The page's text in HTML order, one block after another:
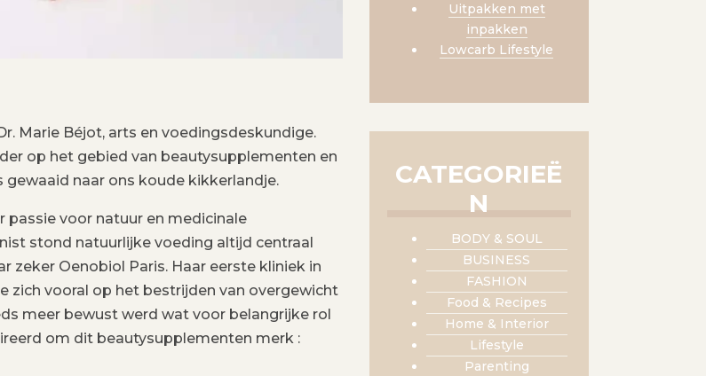
Marie Béjot, arts en voedingsdeskundige.
op het gebied van beautysupplementen en
naar ons koude kikkerlandje.
passie voor natuur en medicinale
stond natuurlijke voeding altijd centraal
zeker Oenobiol Paris. Haar eerste kliniek in
zich vooral op het bestrijden van overgewicht
meer bewust werd wat voor belangrijke rol
om dit beautysupplementen merk :
Uitpakken met
inpakken
Lowcarb Lifestyle
CATEGORIEË
N
BODY & SOUL
BUSINESS
FASHION
Food & Recipes
Home & Interior
Lifestyle
Parenting